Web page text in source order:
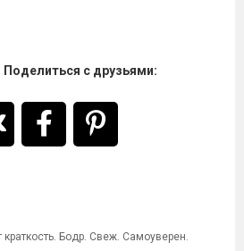
Поделиться с друзьями:
Бодр. Свеж. Самоуверен.